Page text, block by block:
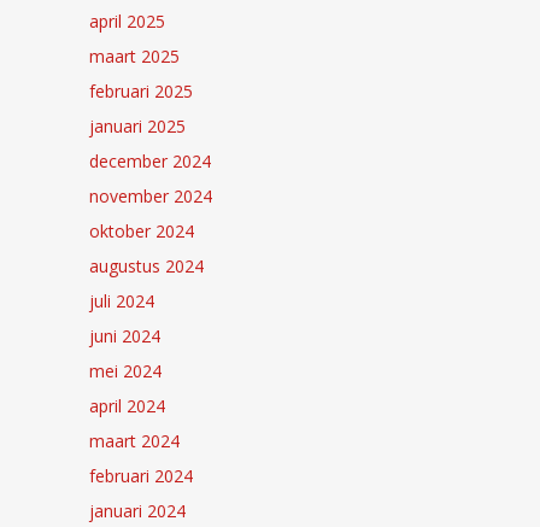
april 2025
maart 2025
februari 2025
januari 2025
december 2024
november 2024
oktober 2024
augustus 2024
juli 2024
juni 2024
mei 2024
april 2024
maart 2024
februari 2024
januari 2024